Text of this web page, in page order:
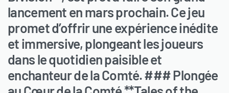
lancement en mars prochain. Ce jeu
promet d’offrir une expérience inédite
et immersive, plongeant les joueurs
dans le quotidien paisible et
enchanteur de la Comté. ### Plongée